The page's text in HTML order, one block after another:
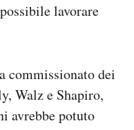
lavorare
commissionato dei
Walz e Shapiro,
avrebbe potuto